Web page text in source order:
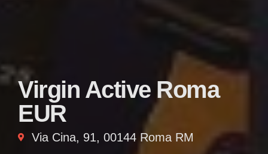
Virgin Active Roma
EUR
Via Cina, 91, 00144 Roma RM